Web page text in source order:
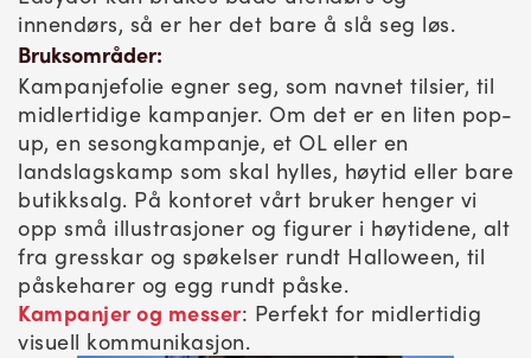
innendørs, så er her det bare å slå seg løs.
Bruksområder:
Kampanjefolie egner seg, som navnet tilsier, til
midlertidige kampanjer. Om det er en liten pop-
up, en sesongkampanje, et OL eller en
landslagskamp som skal hylles, høytid eller bare
butikksalg. På kontoret vårt bruker henger vi
opp små illustrasjoner og figurer i høytidene, alt
fra gresskar og spøkelser rundt Halloween, til
påskeharer og egg rundt påske.
Kampanjer og messer: Perfekt for midlertidig
visuell kommunikasjon.